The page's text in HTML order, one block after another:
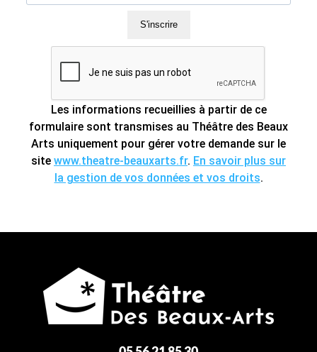
S'inscrire
Les informations recueillies à partir de ce
formulaire sont transmises au Théâtre des Beaux
Arts uniquement pour gérer votre demande sur le
site www.theatre-beauxarts.fr. En savoir plus sur
la gestion de vos données et vos droits.